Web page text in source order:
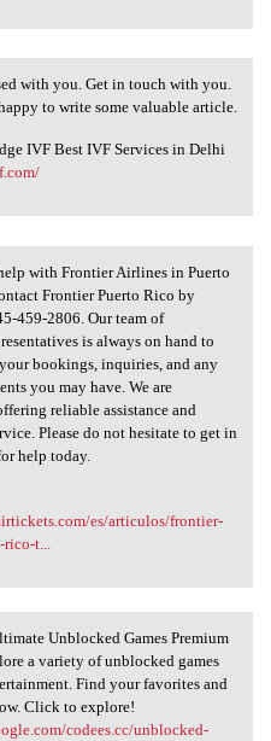
with you.
with you. Get in touch with you.
to write some valuable article.
IVF Best IVF Services in Delhi
help with
with Frontier Airlines in Puerto
Frontier Puerto Rico by
459-2806. Our team of
is always on hand to
bookings, inquiries, and any
you may have. We are
reliable assistance and
Please do not hesitate to get in
help today.
es/articulos/frontier-
t...
ultimate
Unblocked Games Premium
a variety of unblocked games
Find your favorites and
Click to explore!
codees.cc/unblocked-